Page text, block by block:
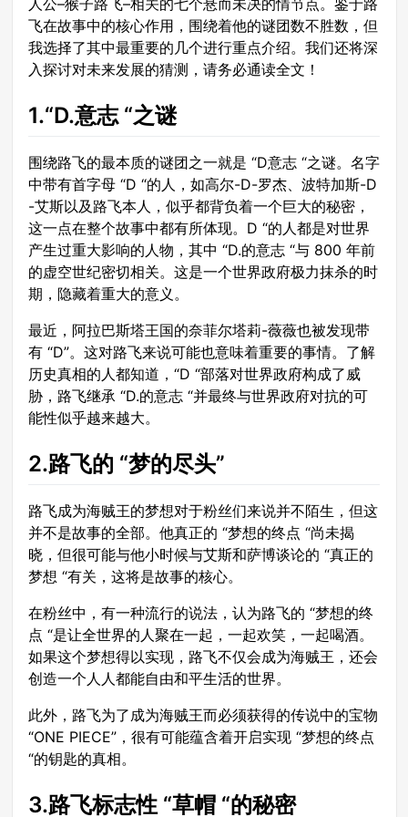
人公–猴子路飞–相关的七个悬而未决的情节点。鉴于路
飞在故事中的核心作用，围绕着他的谜团数不胜数，但
我选择了其中最重要的几个进行重点介绍。我们还将深
入探讨对未来发展的猜测，请务必通读全文！
1.“D.意志 “之谜
围绕路飞的最本质的谜团之一就是 “D意志 “之谜。名字
中带有首字母 “D “的人，如高尔-D-罗杰、波特加斯-D
-艾斯以及路飞本人，似乎都背负着一个巨大的秘密，
这一点在整个故事中都有所体现。D “的人都是对世界
产生过重大影响的人物，其中 “D.的意志 “与 800 年前
的虚空世纪密切相关。这是一个世界政府极力抹杀的时
期，隐藏着重大的意义。
最近，阿拉巴斯塔王国的奈菲尔塔莉-薇薇也被发现带
有 “D”。这对路飞来说可能也意味着重要的事情。了解
历史真相的人都知道，“D “部落对世界政府构成了威
胁，路飞继承 “D.的意志 “并最终与世界政府对抗的可
能性似乎越来越大。
2.路飞的 “梦的尽头”
路飞成为海贼王的梦想对于粉丝们来说并不陌生，但这
并不是故事的全部。他真正的 “梦想的终点 “尚未揭
晓，但很可能与他小时候与艾斯和萨博谈论的 “真正的
梦想 “有关，这将是故事的核心。
在粉丝中，有一种流行的说法，认为路飞的 “梦想的终
点 “是让全世界的人聚在一起，一起欢笑，一起喝酒。
如果这个梦想得以实现，路飞不仅会成为海贼王，还会
创造一个人人都能自由和平生活的世界。
此外，路飞为了成为海贼王而必须获得的传说中的宝物
“ONE PIECE”，很有可能蕴含着开启实现 “梦想的终点
“的钥匙的真相。
3.路飞标志性 “草帽 “的秘密